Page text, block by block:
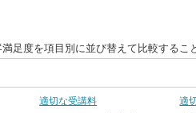
足度を項目別に並び替えて比較するこ
適切な受講料
適